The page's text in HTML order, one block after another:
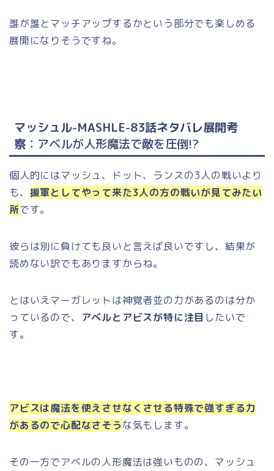
誰が誰とマッチアップするかという部分でも楽しめる
展開になりそうですね。
マッシュル-MASHLE-83話ネタバレ展開考
察 ：アベルが人形魔法で敵を圧倒!?
個人的にはマッシュ、ドット、ランスの3人の戦いより
も、 援軍としてやって来た3人の方の戦いが見てみたい
所です。
彼らは別に負けても良いと言えば良いですし、結果が
読めない訳でもありますからね。
とはいえマーガレットは神覚者並の力があるのは分か
っているので、
アベルとアビスが特に注目 したいで
す。
アビスは魔法を使えさせなくさせる特殊で強すぎる力
があるので心配なさそうな気もします。
その一方でアベルの人形魔法は強いものの、マッシュ